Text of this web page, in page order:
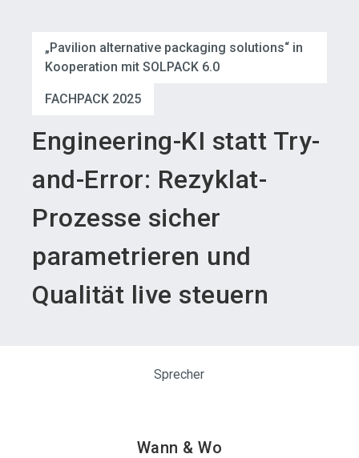
„Pavilion alternative packaging solutions“ in
Kooperation mit SOLPACK 6.0
FACHPACK 2025
Engineering-KI statt Try-
and-Error: Rezyklat-
Prozesse sicher
parametrieren und
Qualität live steuern
Sprecher
Wann & Wo